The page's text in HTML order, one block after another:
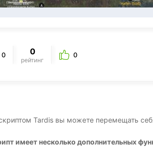
0 0
рейтинг
0
Tardis вы можете перемещать
имеет несколько дополнительных